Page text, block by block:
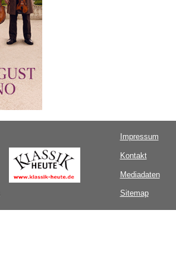
Impressum
Kontakt
Mediadaten
Sitemap